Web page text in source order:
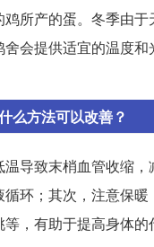
所产的蛋。冬季由
会提供适宜的温度
么方法可以改善？
导致末梢血管收缩
环；其次，注意保
，有助于提高身体的